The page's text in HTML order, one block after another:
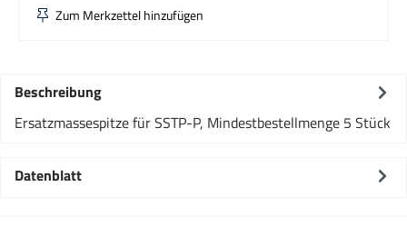
Zum Merkzettel hinzufügen
Beschreibung
Ersatzmassespitze für SSTP-P, Mindestbestellmenge 5 Stück
Datenblatt